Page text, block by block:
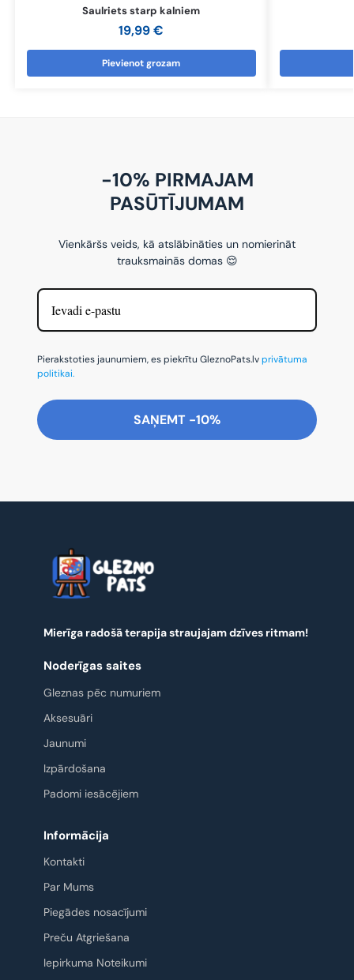
Saulriets starp kalniem
19,99€
Pievienot grozam
-10% PIRMAJAM
PASŪTĪJUMAM
Vienkāršs veids, kā atslābināties un nomierināt
trauksmainās domas 😌
Pierakstoties jaunumiem, es piekrītu GleznoPats.lvprivātuma
politikai.
SAŅEMT -10%
Mierīga radošā terapija straujajam dzīves ritmam!
Noderīgas saites
Gleznas pēc numuriem
Aksesuāri
Jaunumi
Izpārdošana
Padomi iesācējiem
Informācija
Kontakti
Par Mums
Piegādes nosacījumi
Preču Atgriešana
Iepirkuma Noteikumi